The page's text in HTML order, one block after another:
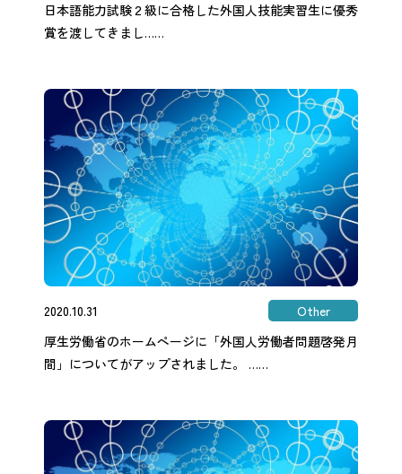
日本語能力試験２級に合格した外国人技能実習生に優秀
賞を渡してきまし……
2020.10.31
Other
厚生労働省のホームぺージに「外国人労働者問題啓発月
間」についてがアップされました。 ……